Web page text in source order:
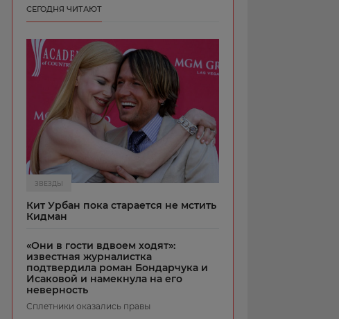
СЕГОДНЯ ЧИТАЮТ
ЗВЕЗДЫ
Кит Урбан пока старается не мстить
Кидман
«Они в гости вдвоем ходят»:
известная журналистка
подтвердила роман Бондарчука и
Исаковой и намекнула на его
неверность
Сплетники оказались правы